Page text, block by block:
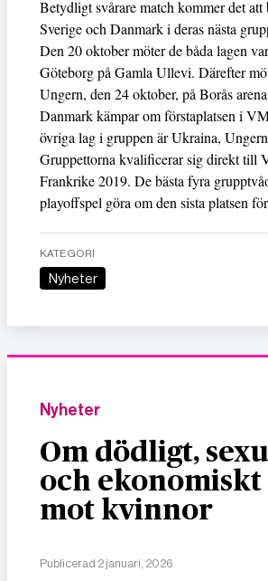
Betydligt svårare match kommer det
Sverige och Danmark i deras nästa
Den 20 oktober möter de båda lagen
Göteborg på Gamla Ullevi. Därefter
Ungern, den 24 oktober, på Borås
Danmark kämpar om förstaplatsen i
övriga lag i gruppen är Ukraina,
Gruppettorna kvalificerar sig direkt till
Frankrike 2019. De bästa fyra
playoffspel göra om den sista platsen
KATEGORI
Nyheter
Nyheter
Om dödligt,
och ekonomiskt
mot kvinnor
Publicerad 2 januari, 2026